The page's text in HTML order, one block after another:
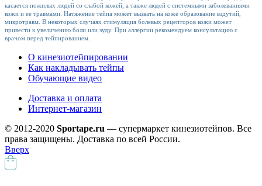
касается пожилых людей со слабой кожей, а также людей с системными заболеваниями
кожи и ее травмами. Натяжение тейпа может вызвать на коже образование вздутий,
микротравм. В некоторых случаях стимуляция болевых рецепторов кожи может
привести к увеличению боли или зуду. При аллергии рекомендуем консультацию с
врачом перед тейпированием.
О кинезиотейпировании
Как накладывать тейпы
Обучающие видео
Доставка и оплата
Интернет-магазин
© 2012-2020 Sportape.ru — супермаркет кинезиотейпов. Все
права защищены. Доставка по всей России.
Вверх